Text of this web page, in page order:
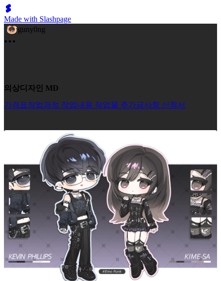
Made with Slashpage
guny0ng
의상디자인 MD
가격표작업과정 작업내용 작업물 추가금사항 신청서